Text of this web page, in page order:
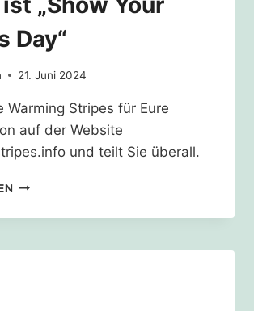
Day“
21. Juni 2024
Warming Stripes für Eure
auf der Website
und teilt Sie überall.
HEUTE
„SHOW
STRIPES